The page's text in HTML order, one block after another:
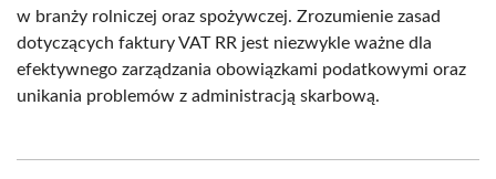
w branży rolniczej oraz spożywczej. Zrozumienie zasad
dotyczących faktury VAT RR jest niezwykle ważne dla
efektywnego zarządzania obowiązkami podatkowymi oraz
unikania problemów z administracją skarbową.